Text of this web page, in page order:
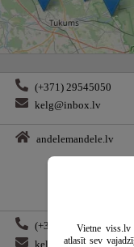
(+371) 29545050
kelg@inbox.lv
andelemandele.lv
(+371) 29545050
kelg@inbox.lv
Vietne viss.lv
atlasīt sev